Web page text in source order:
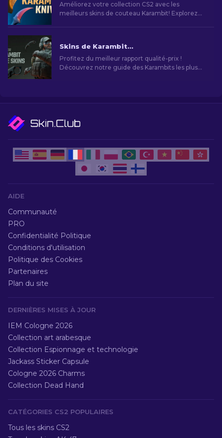
Améliorez votre collection CS2 avec les
meilleurs skins de couteau Karambit! Explorez
Skins de Karambit les moins chères sur CS2 [2026]
Profitez du meilleur rapport qualité-prix !
Découvrez notre guide des Karambits les plus
AIDE
Communauté
PRO
Confidentialité Politique
Conditions d'utilisation
Politique des Cookies
Partenaires
Plan du site
DERNIÈRES MISES À JOUR
IEM Cologne 2026
Collection art arabesque
Collection Espionnage et technologie
Jackass Sticker Capsule
Cologne 2026 Charms
Collection Dead Hand
CATÉGORIES CS2 POPULAIRES
Tous les skins CS2